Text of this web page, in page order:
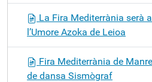
La Fira Mediterrània serà
l’Umore Azoka de Leioa
Fira Mediterrània de
de dansa Sismògraf